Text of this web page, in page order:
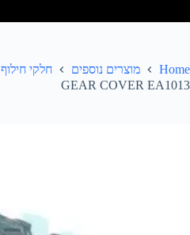
Home מוצרים נוספים
חלקי חילוף JLB Racing
GEAR COVER EA1013